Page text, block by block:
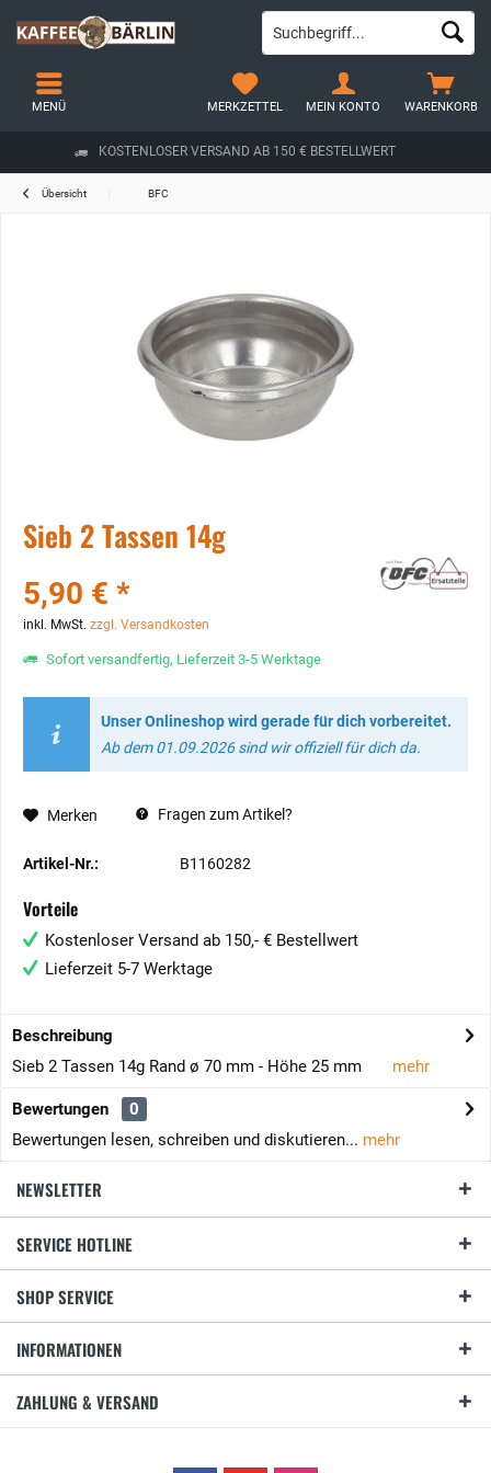
KOSTENLOSER VERSAND AB 150 € BESTELLWERT
WARENKORB
MERKZETTEL MEIN KONTO
MENÜ
Übersicht BFC
Sieb 2 Tassen 14g
5,90 € *
inkl. MwSt. zzgl. Versandkosten
Sofort versandfertig, Lieferzeit 3-5 Werktage
Unser Onlineshop wird gerade für dich vorbereitet.
Ab dem 01.09.2026 sind wir offiziell für dich da.
Merken Fragen zum Artikel?
Artikel-Nr.: B1160282
Vorteile
Kostenloser Versand ab 150,- € Bestellwert
Lieferzeit 5-7 Werktage
Beschreibung
Sieb 2 Tassen 14g Rand ø 70 mm - Höhe 25 mm mehr
Bewertungen
0
Bewertungen lesen, schreiben und diskutieren... mehr
NEWSLETTER
SERVICE HOTLINE
SHOP SERVICE
INFORMATIONEN
ZAHLUNG & VERSAND